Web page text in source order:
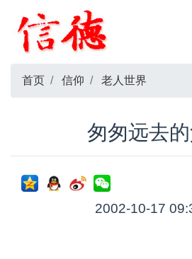
首页 信仰 老人世界
匆匆远去
2002-10-17